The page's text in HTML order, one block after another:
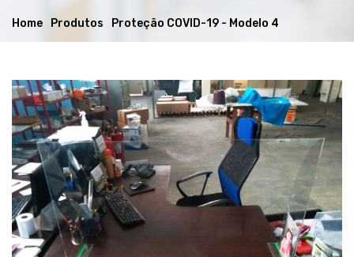
Home Produtos Proteção COVID-19 - Modelo 4